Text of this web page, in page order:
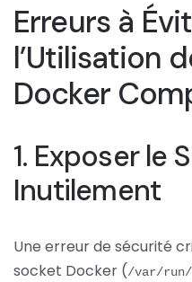
Erreurs à
l’Utilisation
Docker
1. Exposer le
Inutilement
Une erreur de sécurité
socket Docker (/var/run/